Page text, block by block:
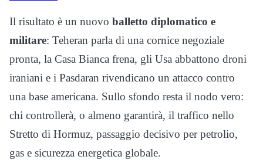
Il risultato è un nuovo balletto diplomatico e
militare: Teheran parla di una cornice negoziale
pronta, la Casa Bianca frena, gli Usa abbattono droni
iraniani e i Pasdaran rivendicano un attacco contro
una base americana. Sullo sfondo resta il nodo vero:
chi controllerà, o almeno garantirà, il traffico nello
Stretto di Hormuz, passaggio decisivo per petrolio,
gas e sicurezza energetica globale.